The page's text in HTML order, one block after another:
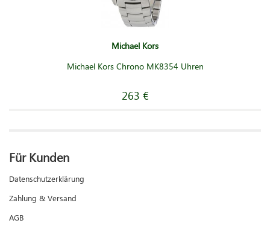
Michael Kors
Michael Kors Chrono MK8354 Uhren
263 €
Für Kunden
Datenschutzerklärung
Zahlung & Versand
AGB